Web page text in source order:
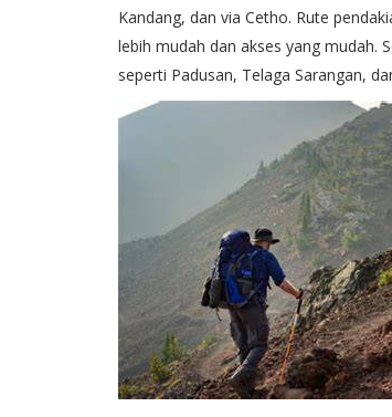
Kandang, dan via Cetho. Rute
lebih mudah dan akses yang mudah.
seperti Padusan, Telaga Sarangan,